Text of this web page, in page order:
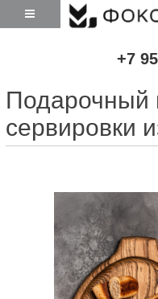
+7
Подарочный
сервировки